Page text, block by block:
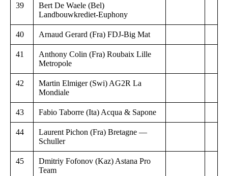
39
Bert De Waele (Bel)
Landbouwkrediet-Euphony
40 Arnaud Gerard (Fra) FDJ-Big Mat
41
Anthony Colin (Fra) Roubaix Lille
Metropole
42
Martin Elmiger (Swi) AG2R La
Mondiale
43 Fabio Taborre (Ita) Acqua & Sapone
44
Laurent Pichon (Fra) Bretagne —
Schuller
45
Dmitriy Fofonov (Kaz) Astana Pro
Team